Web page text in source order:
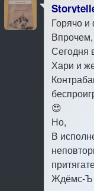
Горячо и
Сегодня
Хари и
😍
Но,
В
Ждёмс-Ъ